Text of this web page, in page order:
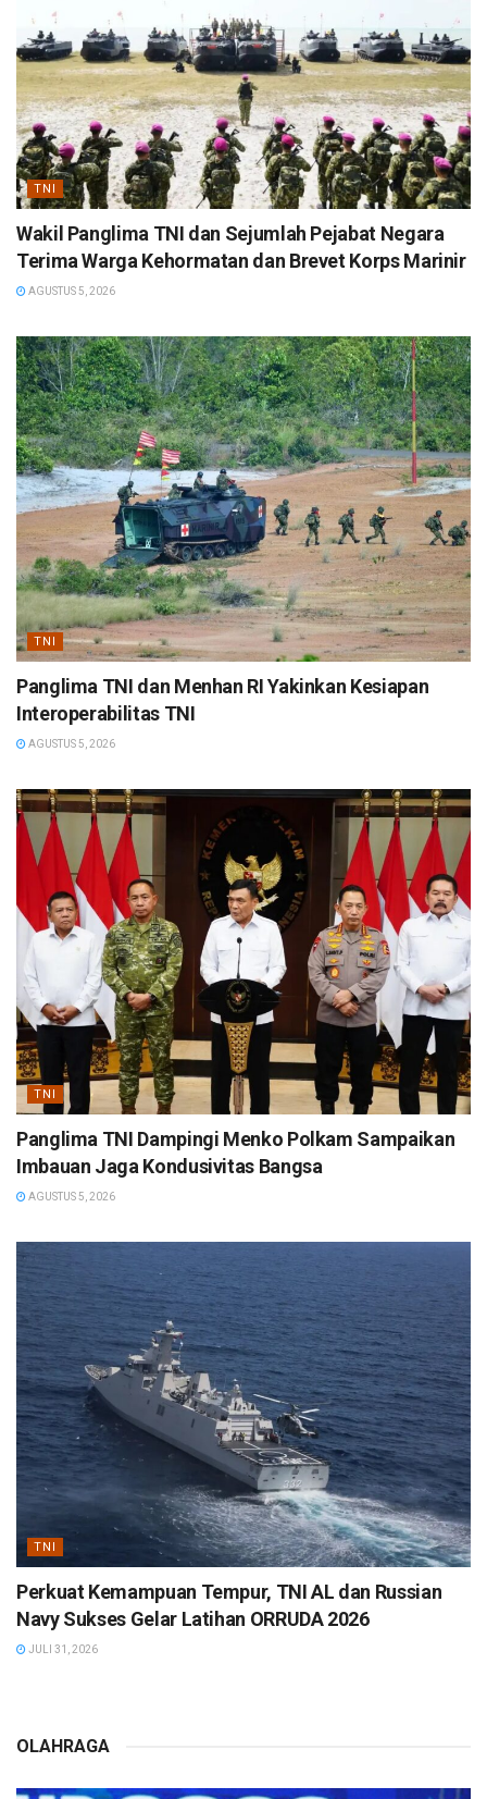
TNI
Wakil Panglima TNI dan Sejumlah Pejabat Negara
Terima Warga Kehormatan dan Brevet Korps Marinir
AGUSTUS 5, 2026
TNI
Panglima TNI dan Menhan RI Yakinkan Kesiapan
Interoperabilitas TNI
AGUSTUS 5, 2026
TNI
Panglima TNI Dampingi Menko Polkam Sampaikan
Imbauan Jaga Kondusivitas Bangsa
AGUSTUS 5, 2026
TNI
Perkuat Kemampuan Tempur, TNI AL dan Russian
Navy Sukses Gelar Latihan ORRUDA 2026
JULI 31, 2026
OLAHRAGA